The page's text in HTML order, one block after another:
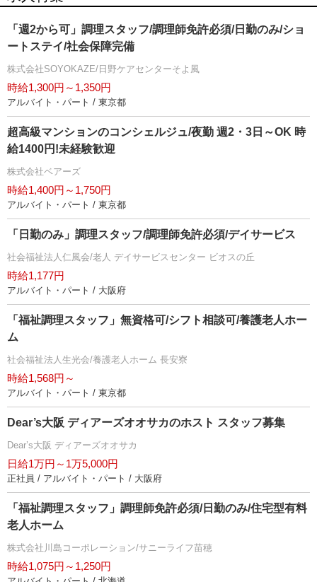
「週2から可」調理スタッフ/調理師免許必須/日勤のみ/ショ
ートステイ/社会保障完備
株式会社SOYOKAZE/日野ケアセンターそよ風
時給1,300円～1,350円
アルバイト・パート / 東京都
超高級マンションのコンシェルジュ/夜勤 週2・3日～OK 時
給1400円!未経験歓迎
株式会社ベアーズ
時給1,400円～1,750円
アルバイト・パート / 東京都
「日勤のみ」調理スタッフ/調理師免許必須/デイサービス
社会福祉法人仁風会/老人 デイサービスセンター ビオスの丘
時給1,177円
アルバイト・パート / 大阪府
「福祉調理スタッフ」無資格可/シフト相談可/養護老人ホー
ム
社会福祉法人生光会/養護老人ホーム 長安寮
時給1,568円～
アルバイト・パート / 東京都
Dear’s大阪 ディアーズオオサカのホスト スタッフ募集
Dear’s大阪 ディアーズオオサカ
日給1万円～1万5,000円
正社員 / アルバイト・パート / 大阪府
「福祉調理スタッフ」調理師免許必須/日勤のみ/住宅型有料
老人ホーム
株式会社川島コーポレーション/サニーライフ苗穂
時給1,075円～1,250円